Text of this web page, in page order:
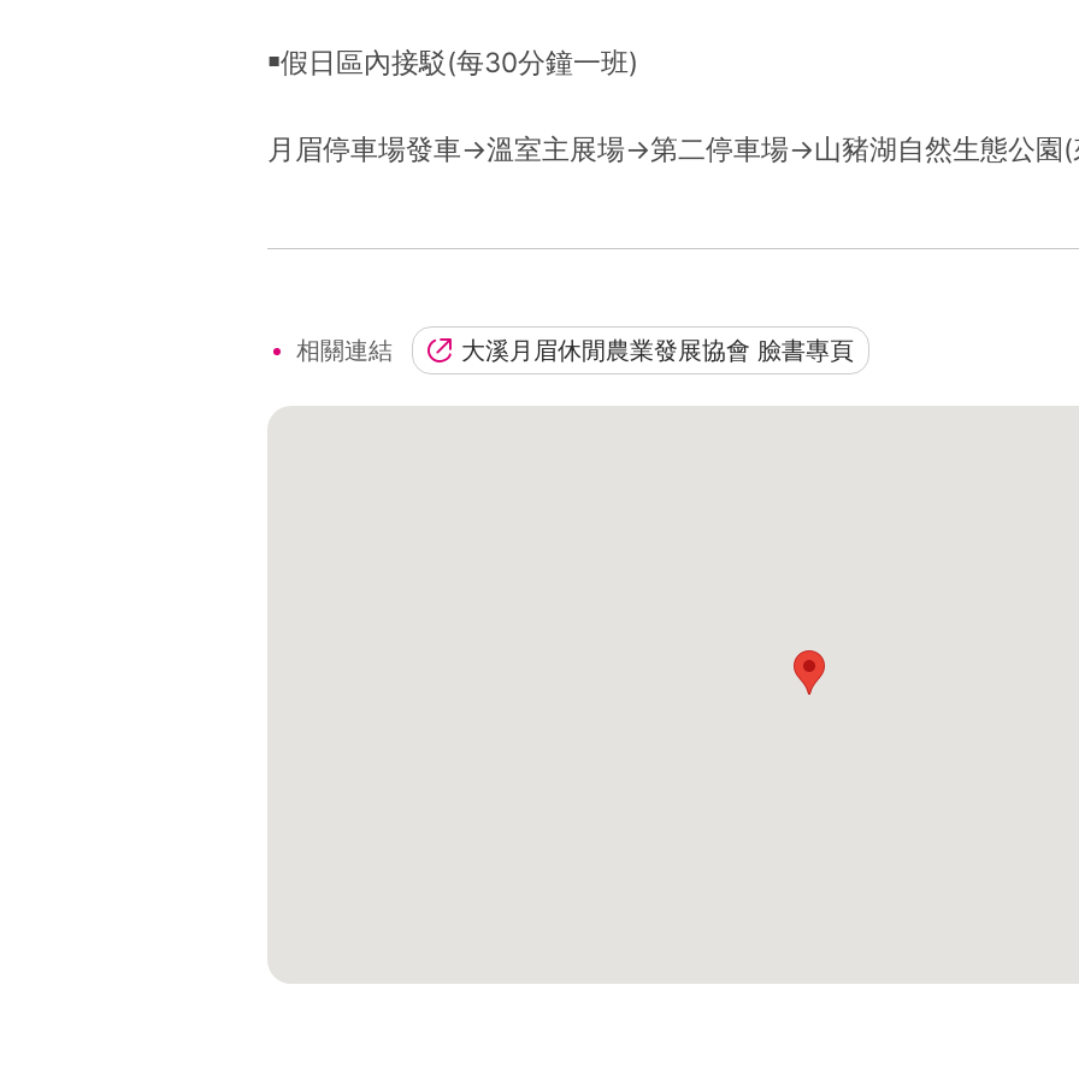
￭假日區內接駁(每30分鐘一班)
月眉停車場發車→溫室主展場→第二停車場→山豬湖自然生態公園(
相關連結 大溪月眉休閒農業發展協會 臉書專頁